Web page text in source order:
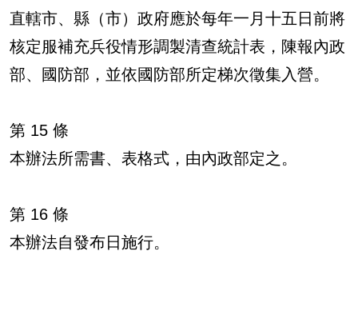
直轄市、縣（市）政府應於每年一月十五日前將
核定服補充兵役情形調製清查統計表，陳報內政
部、國防部，並依國防部所定梯次徵集入營。
第 15 條
本辦法所需書、表格式，由內政部定之。
第 16 條
本辦法自發布日施行。